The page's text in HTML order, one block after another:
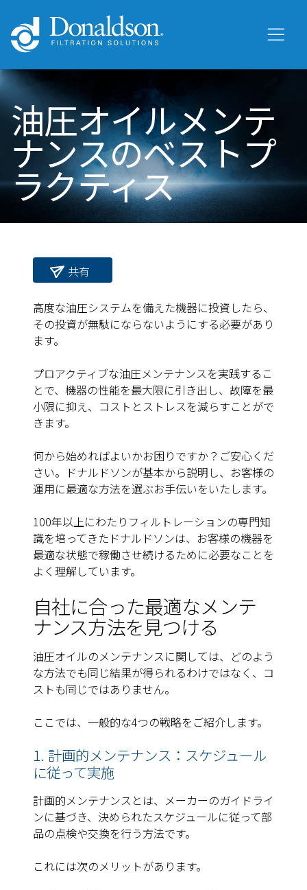
油圧オイルメンテ
ナンスのベストプ
ラクティス
共有
高度な油圧システムを備えた機器に投資したら、
その投資が無駄にならないようにする必要があり
ます。
プロアクティブな油圧メンテナンスを実践するこ
とで、機器の性能を最大限に引き出し、故障を最
小限に抑え、コストとストレスを減らすことがで
きます。
何から始めればよいかお困りですか？ご安心くだ
さい。ドナルドソンが基本から説明し、お客様の
運用に最適な方法を選ぶお手伝いをいたします。
100年以上にわたりフィルトレーションの専門知
識を培ってきたドナルドソンは、お客様の機器を
最適な状態で稼働させ続けるために必要なことを
よく理解しています。
自社に合った最適なメンテ
ナンス方法を見つける
油圧オイルのメンテナンスに関しては、どのよう
な方法でも同じ結果が得られるわけではなく、コ
ストも同じではありません。
ここでは、一般的な4つの戦略をご紹介します。
1. 計画的メンテナンス：スケジュール
に従って実施
計画的メンテナンスとは、メーカーのガイドライ
ンに基づき、決められたスケジュールに従って部
品の点検や交換を行う方法です。
これには次のメリットがあります。